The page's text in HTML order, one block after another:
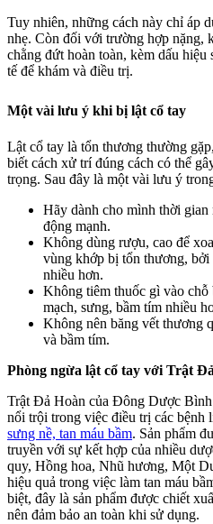
Tuy nhiên, những cách này chỉ áp
nhẹ. Còn đối với trường hợp nặng,
chằng đứt hoàn toàn, kèm dấu
tế để khám và điều trị.
Một vài lưu ý khi bị lật cổ tay
Lật cổ tay là tổn thương thường
biết cách xử trí đúng cách có thể
trọng. Sau đây là một vài lưu ý
Hãy dành cho mình thời
động mạnh.
Không dùng rượu, cao để
vùng khớp bị tổn thương, bởi
nhiều hơn.
Không tiêm thuốc gì vào
mạch, sưng, bầm tím nhiều
Không nên băng vết thương
và bầm tím.
Phòng ngừa lật cổ tay với Trật
Trật Đả Hoàn của Đông Dược
nổi trội trong việc điều trị các bệnh
sưng nề, tan máu bầm. Sản phẩm
truyền với sự kết hợp của nhiều
quy, Hồng hoa, Nhũ hương, Một
hiệu quả trong việc làm tan máu
biệt, đây là sản phẩm được chiết
nên đảm bảo an toàn khi sử dụng.